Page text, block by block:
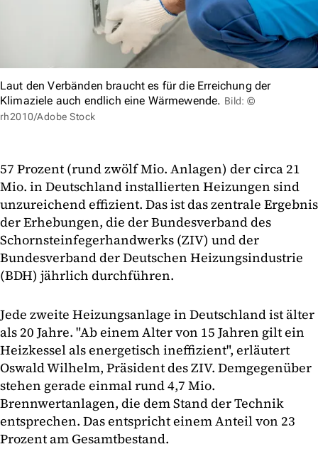
Laut den Verbänden braucht es für die Erreichung der
Klimaziele auch endlich eine Wärmewende. Bild: ©
rh2010/Adobe Stock
57 Prozent (rund zwölf Mio. Anlagen) der circa 21
Mio. in Deutschland installierten Heizungen sind
unzureichend effizient. Das ist das zentrale Ergebnis
der Erhebungen, die der Bundesverband des
Schornsteinfegerhandwerks (ZIV) und der
Bundesverband der Deutschen Heizungsindustrie
(BDH) jährlich durchführen.
Jede zweite Heizungsanlage in Deutschland ist älter
als 20 Jahre. "Ab einem Alter von 15 Jahren gilt ein
Heizkessel als energetisch ineffizient", erläutert
Oswald Wilhelm, Präsident des ZIV. Demgegenüber
stehen gerade einmal rund 4,7 Mio.
Brennwertanlagen, die dem Stand der Technik
entsprechen. Das entspricht einem Anteil von 23
Prozent am Gesamtbestand.